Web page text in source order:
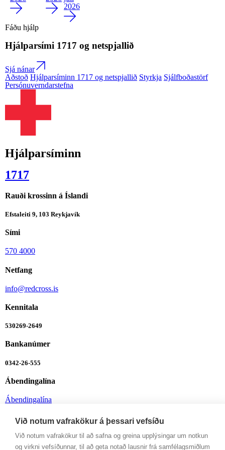
2026
Fáðu hjálp
Hjálparsími 1717 og netspjallið
Sjá nánar
Aðstoð Hjálparsíminn 1717 og netspjallið Styrkja Sjálfboðastörf
Persónuverndarstefna
Hjálparsíminn
1717
Rauði krossinn á Íslandi
Efstaleiti 9, 103 Reykjavík
Sími
570 4000
Netfang
info@redcross.is
Kennitala
530269-2649
Bankanúmer
0342-26-555
Ábendingalína
Ábendingalína
Opnunartímar
Mán-Fim: 9-12 og 13-16
Við notum vafrakökur á þessari vefsíðu
Við notum vafrakökur til að safna og greina upplýsingar um notkun
og virkni vefsíðunnar, til að geta notað lausnir frá samfélagsmiðlum